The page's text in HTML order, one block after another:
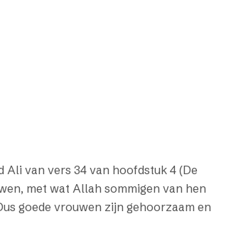
Ali van vers 34 van hoofdstuk 4 (De
met wat Allah sommigen van hen
goede vrouwen zijn gehoorzaam en